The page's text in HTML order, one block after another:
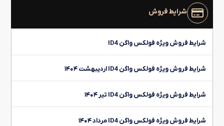
شرایط فروش
شرایط فروش ویژه فولکس واگن ID4
شرایط فروش ویژه فولکس واگن ID4 اردیبهشت ۱۴۰۴
شرایط فروش ویژه فولکس واگن ID4 تیر ۱۴۰۴
شرایط فروش ویژه فولکس واگن ID4 مرداد ۱۴۰۴